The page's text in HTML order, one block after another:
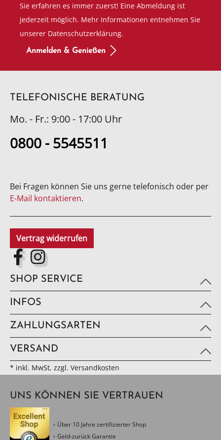
Sie erfahren es immer zuerst! Eine Abmeldung ist
jederzeit möglich. Mehr Informationen entnehmen Sie
unserer Datenschutzerklärung.
Anmelden & Genießen
TELEFONISCHE BERATUNG
Mo. - Fr.: 9:00 - 17:00 Uhr
0800 - 5545511
Bei Fragen können Sie uns gerne telefonisch oder per
E-Mail kontaktieren.
Vertrag widerrufen
SHOP SERVICE
INFOS
ZAHLUNGSARTEN
VERSAND
* inkl. MwSt, zzgl. Versandkosten
UNS KÖNNEN SIE VERTRAUEN
Über 10 Jahre zertifizierter Shop
Geld-zurück Garantie